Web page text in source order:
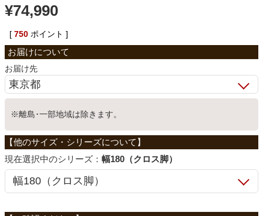
ベッド
収納家具
ホームオフィス
こたつ
寝具
¥74,990
[ 750 ポイント ]
お届け先
※離島･一部地域は除きます。
シリーズ： 幅180（クロス脚）